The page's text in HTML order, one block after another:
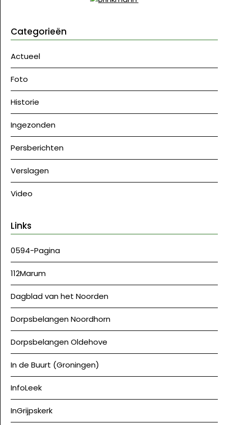
Categorieën
Actueel
Foto
Historie
Ingezonden
Persberichten
Verslagen
Video
Links
0594-Pagina
112Marum
Dagblad van het Noorden
Dorpsbelangen Noordhorn
Dorpsbelangen Oldehove
In de Buurt (Groningen)
InfoLeek
InGrijpskerk